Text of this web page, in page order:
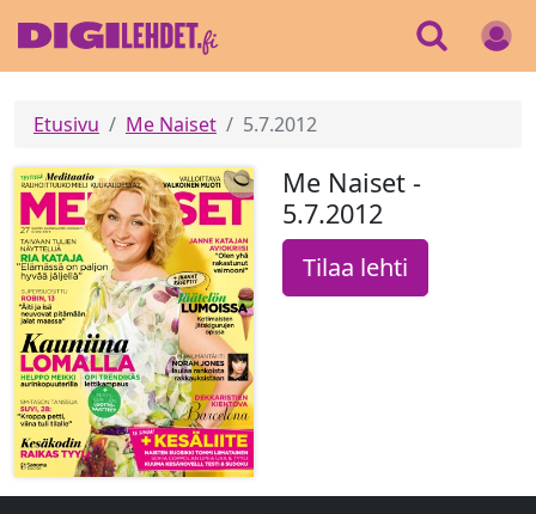
Etusivu Me Naiset 5.7.2012
Me Naiset -
5.7.2012
Tilaa lehti